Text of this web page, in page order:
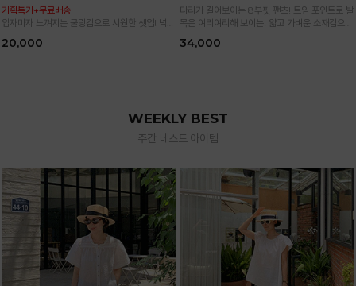
기획특가+무료배송
입자마자 느껴지는 쿨링감으로 시원한 셋업! 넉넉
20,000
다리가 길어보이는 8부핏 팬츠! 트임 포인트로 발
목은 여리여리해 보이는! 얇고 가벼운 소재감으로
*블랙·주문폭주로 인한 입고지연·순차발송 진행중
34,000
WEEKLY BEST
주간 베스트 아이템